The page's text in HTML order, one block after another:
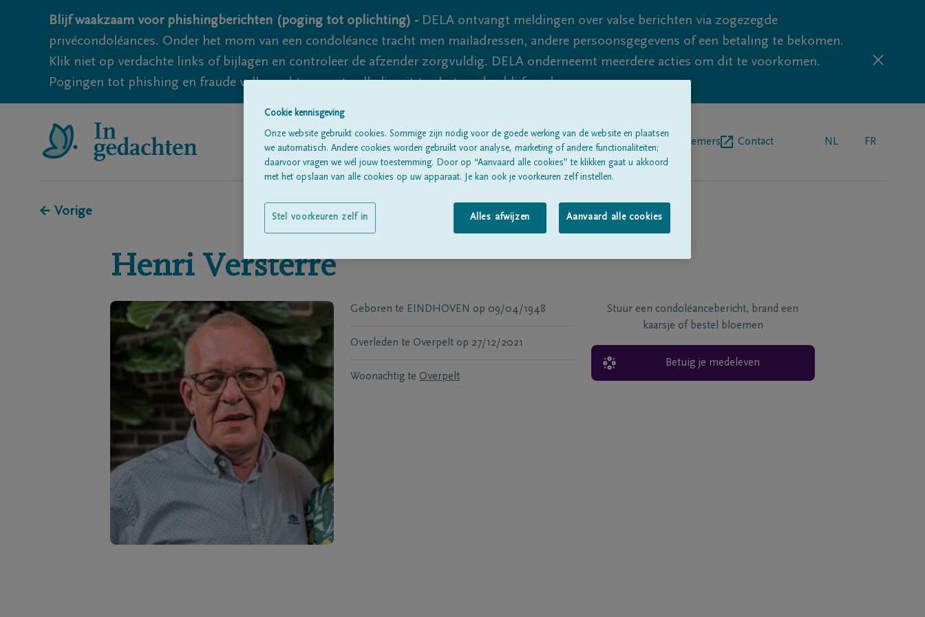
Blijf waakzaam voor phishingberichten (poging tot oplichting) - DELA ontvangt meldingen over valse berichten via zogezegde
privécondoléances. Onder het mom van een condoléance tracht men mailadressen, andere persoonsgegevens of een betaling te bekomen.
Klik niet op verdachte links of bijlagen en controleer de afzender zorgvuldig. DELA onderneemt meerdere acties om dit te voorkomen.
Pogingen tot phishing en fraude vallen echter nooit volledig uit te sluiten, dus blijf waakzaam.
Alle rouwberichten Over ons Begrafenisondernemers Contact NL FR
← Vorige
Henri Versterre
Geboren te EINDHOVEN op 09/04/1948
Overleden te Overpelt op 27/12/2021
Woonachtig te Overpelt
Stuur een condoléancebericht, brand een
kaarsje of bestel bloemen
Betuig je medeleven
Cookie kennisgeving
Onze website gebruikt cookies. Sommige zijn nodig voor de goede werking van de website en plaatsen
we automatisch. Andere cookies worden gebruikt voor analyse, marketing of andere functionaliteiten;
daarvoor vragen we wél jouw toestemming. Door op “Aanvaard alle cookies” te klikken gaat u akkoord
met het opslaan van alle cookies op uw apparaat. Je kan ook je voorkeuren zelf instellen.
Alles afwijzen Aanvaard alle cookies
Stel voorkeuren zelf in